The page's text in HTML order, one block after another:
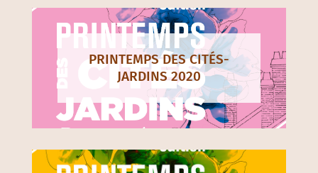
PRINTEMPS DES CITÉS-
JARDINS 2020